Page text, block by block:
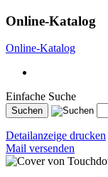
Online-Katalog
Online-Katalog
Einfache Suche
Detailanzeige drucken
Mail versenden